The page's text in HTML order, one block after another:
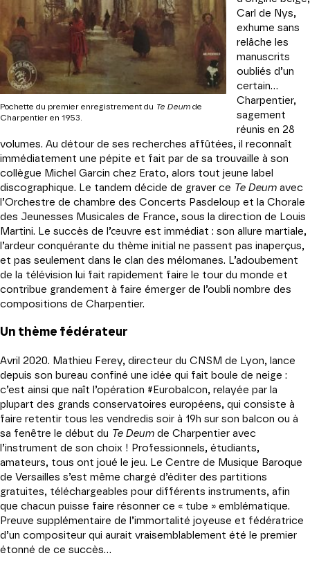
Pochette du premier enregistrement du Te Deum de
Charpentier en 1953.
Carl de Nys,
exhume sans
relâche les
manuscrits
oubliés d’un
certain…
Charpentier,
sagement
réunis en 28
volumes. Au détour de ses recherches affûtées, il reconnaît
immédiatement une pépite et fait par de sa trouvaille à son
collègue Michel Garcin chez Erato, alors tout jeune label
discographique. Le tandem décide de graver ce Te Deum avec
l’Orchestre de chambre des Concerts Pasdeloup et la Chorale
des Jeunesses Musicales de France, sous la direction de Louis
Martini. Le succès de l’œuvre est immédiat : son allure martiale,
l’ardeur conquérante du thème initial ne passent pas inaperçus,
et pas seulement dans le clan des mélomanes. L’adoubement
de la télévision lui fait rapidement faire le tour du monde et
contribue grandement à faire émerger de l’oubli nombre des
compositions de Charpentier.
Un thème fédérateur
Avril 2020. Mathieu Ferey, directeur du CNSM de Lyon, lance
depuis son bureau confiné une idée qui fait boule de neige :
c’est ainsi que naît l’opération #Eurobalcon, relayée par la
plupart des grands conservatoires européens, qui consiste à
faire retentir tous les vendredis soir à 19h sur son balcon ou à
sa fenêtre le début du Te Deum de Charpentier avec
l’instrument de son choix ! Professionnels, étudiants,
amateurs, tous ont joué le jeu. Le Centre de Musique Baroque
de Versailles s’est même chargé d’éditer des partitions
gratuites, téléchargeables pour différents instruments, afin
que chacun puisse faire résonner ce « tube » emblématique.
Preuve supplémentaire de l’immortalité joyeuse et fédératrice
d’un compositeur qui aurait vraisemblablement été le premier
étonné de ce succès…